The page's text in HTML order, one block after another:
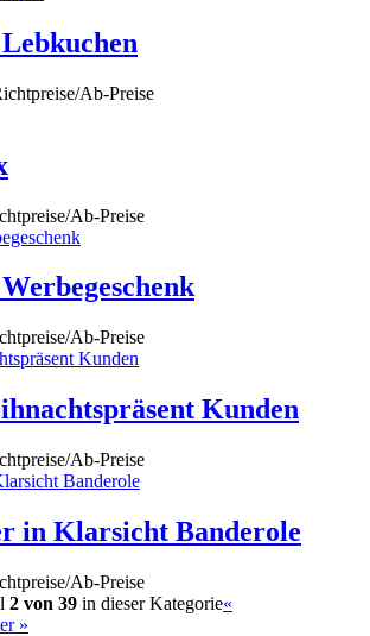
Ab-Preise
Ab-Preise
Ab-Preise
Kunden
Ab-Preise
in Klarsicht Banderole
Ab-Preise
2 von 39 in dieser Kategorie«
»